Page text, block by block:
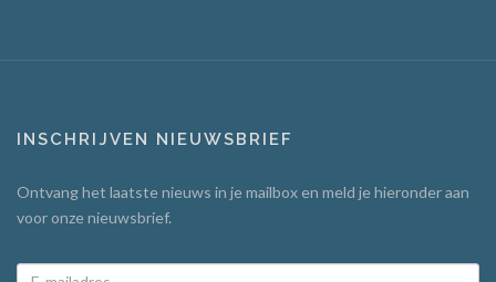
INSCHRIJVEN NIEUWSBRIEF
Ontvang het laatste nieuws in je mailbox en meld je hieronder aan
voor onze nieuwsbrief.